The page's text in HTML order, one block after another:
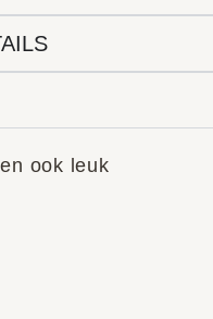
ook leuk